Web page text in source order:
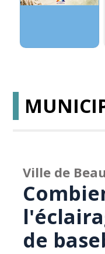
Ville de
de